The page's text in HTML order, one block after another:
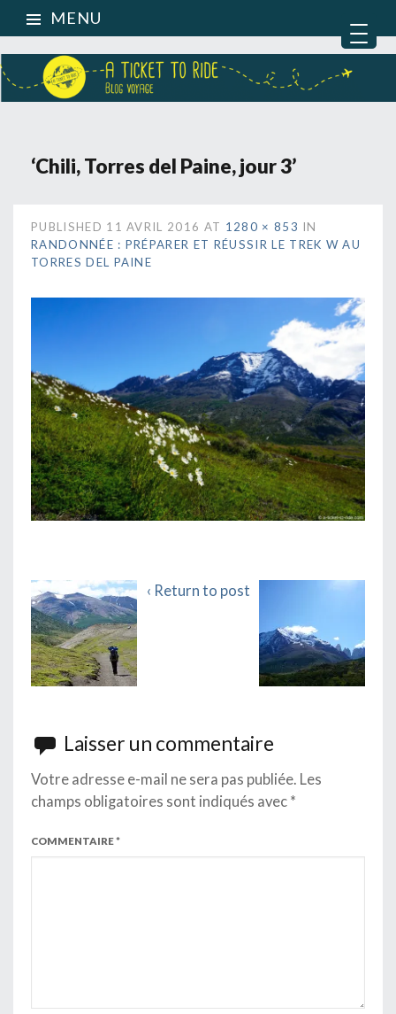
MENU
‘Chili, Torres del Paine, jour 3’
PUBLISHED 11 AVRIL 2016 AT 1280 × 853 IN
RANDONNÉE : PRÉPARER ET RÉUSSIR LE TREK W AU
TORRES DEL PAINE
‹ Return to post
Laisser un commentaire
Votre adresse e-mail ne sera pas publiée. Les
champs obligatoires sont indiqués avec *
COMMENTAIRE*